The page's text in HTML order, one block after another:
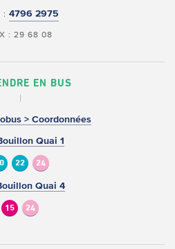
: 4796 2975
: 29 68 08
EN BUS
> Coordonnées
Quai 1
22 24
Quai 4
15 24